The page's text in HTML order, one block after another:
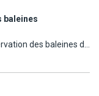
Center ou 108
baleines
des baleines de
découvrir ces
doivent mesurer